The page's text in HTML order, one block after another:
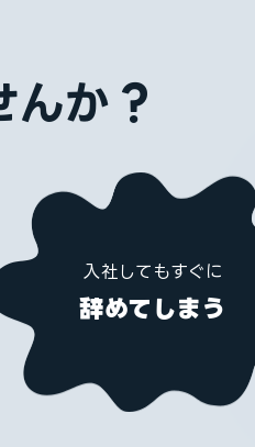
んか？
入社してもすぐに
辞めてしまう